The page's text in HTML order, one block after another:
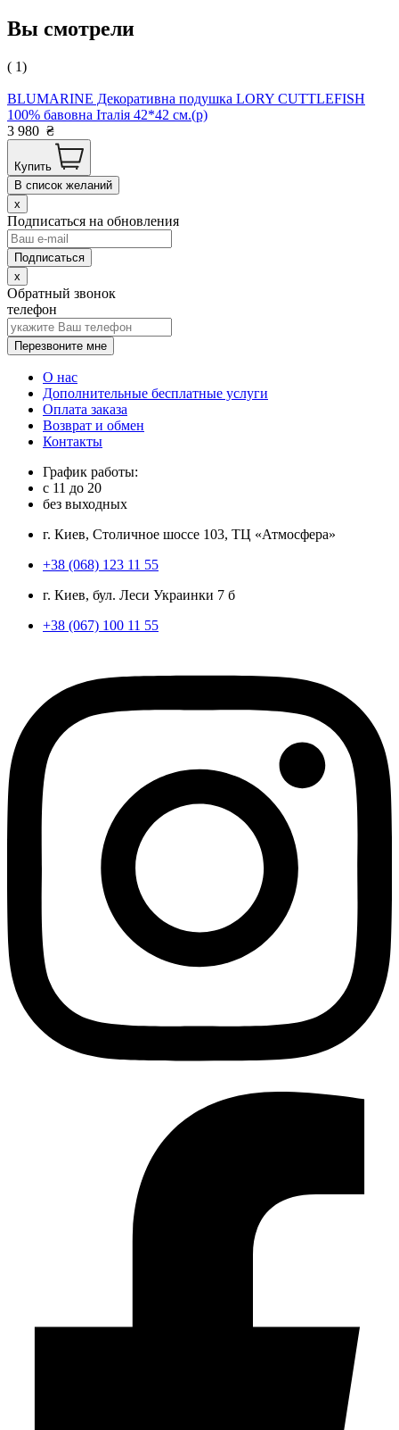
Вы смотрели
( 1)
BLUMARINE Декоративна подушка LORY CUTTLEFISH
100% бавовна Італія 42*42 см.(р)
3 980 ₴
Купить
В список желаний
x
Подписаться на обновления
x
Обратный звонок
телефон
Перезвоните мне
О нас
Дополнительные бесплатные услуги
Оплата заказа
Возврат и обмен
Контакты
График работы:
с 11 до 20
без выходных
г. Киев, Столичное шоссе 103, ТЦ «Атмосфера»
+38 (068) 123 11 55
г. Киев, бул. Леси Украинки 7 б
+38 (067) 100 11 55